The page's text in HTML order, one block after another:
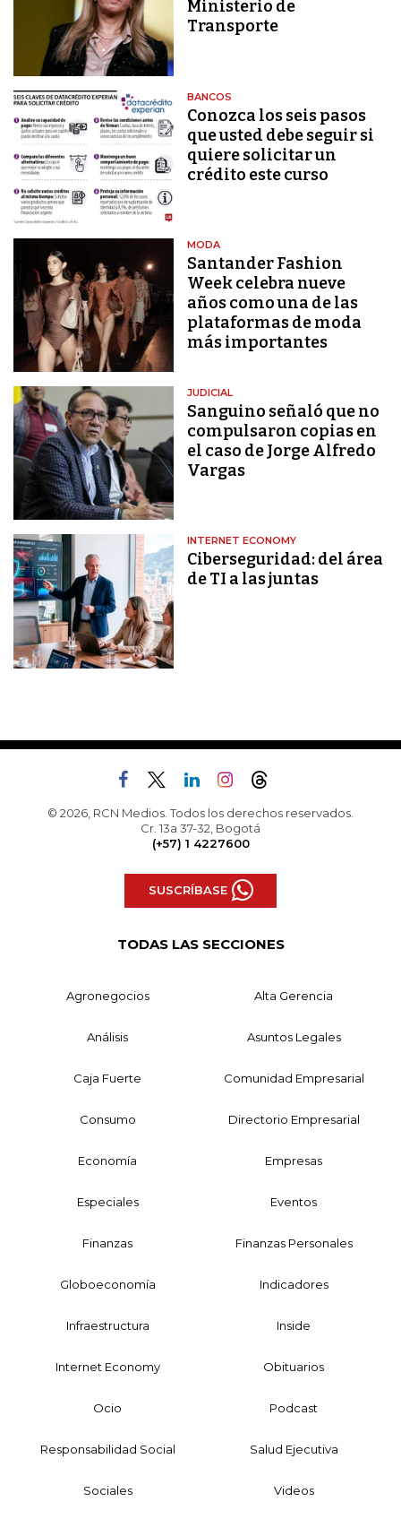
Ministerio de
Transporte
BANCOS
Conozca los seis pasos
que usted debe seguir si
quiere solicitar un
crédito este curso
MODA
Santander Fashion
Week celebra nueve
años como una de las
plataformas de moda
más importantes
JUDICIAL
Sanguino señaló que no
compulsaron copias en
el caso de Jorge Alfredo
Vargas
INTERNET ECONOMY
Ciberseguridad: del área
de TI a las juntas
© 2026, RCN Medios. Todos los derechos reservados.
Cr. 13a 37-32, Bogotá
(+57) 1 4227600
SUSCRÍBASE
TODAS LAS SECCIONES
Agronegocios Alta Gerencia
Análisis Asuntos Legales
Caja Fuerte Comunidad Empresarial
Consumo Directorio Empresarial
Economía Empresas
Especiales Eventos
Finanzas Finanzas Personales
Globoeconomía Indicadores
Infraestructura Inside
Internet Economy Obituarios
Ocio Podcast
Responsabilidad Social Salud Ejecutiva
Sociales Videos